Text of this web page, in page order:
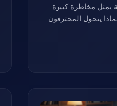
يمثل مخاطرة كبيرة
يتحول المحترفون